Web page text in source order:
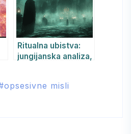
Ritualna ubistva:
jungijanska analiza,
opsesivne misli